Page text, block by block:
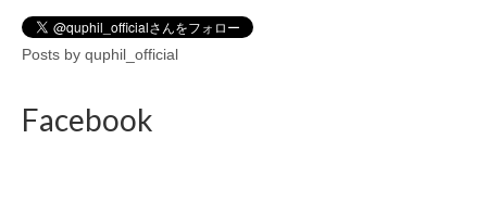
Posts by quphil_official
Facebook